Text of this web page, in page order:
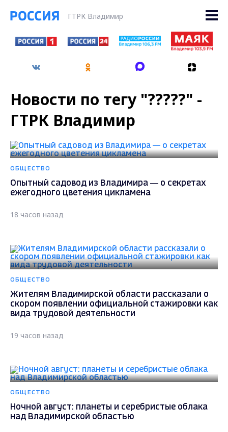
ГТРК Владимир
Новости по тегу "?????" -
ГТРК Владимир
ОБЩЕСТВО
Опытный садовод из Владимира — о секретах
ежегодного цветения цикламена
18 часов назад
ОБЩЕСТВО
Жителям Владимирской области рассказали о
скором появлении официальной стажировки как
вида трудовой деятельности
19 часов назад
ОБЩЕСТВО
Ночной август: планеты и серебристые облака
над Владимирской областью